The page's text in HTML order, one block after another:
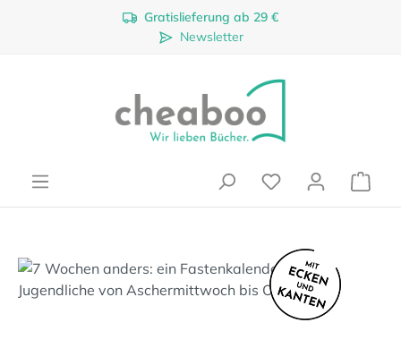
Zum Hauptinhalt springenGratislieferung ab 29 €
Newsletter
Bildergalerie überspringen